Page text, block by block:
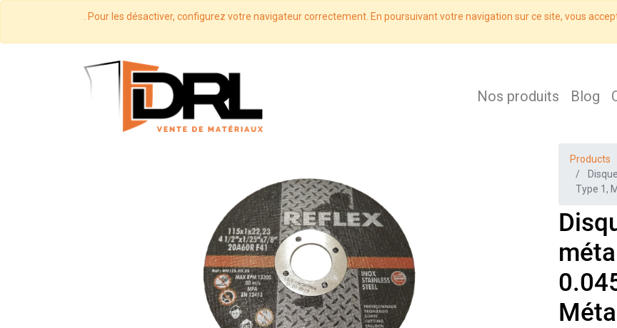
. Pour les désactiver, configurez votre navigateur correctement. En poursuivant votre navigation sur ce site, vous
Nos produits Blog
Products
Type 1,